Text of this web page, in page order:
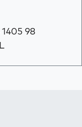
98